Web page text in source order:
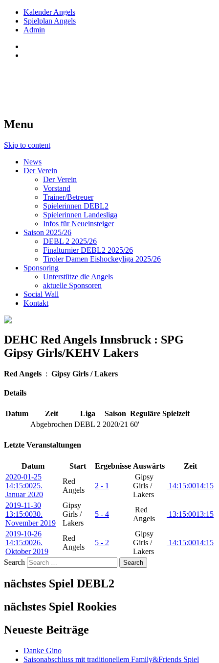
Kalender Angels
Spielplan Angels
Admin
Menu
Skip to content
News
Der Verein
Der Verein
Vorstand
Trainer/Betreuer
Spielerinnen DEBL2
Spielerinnen Landesliga
Infos für Neueinsteiger
Saison 2025/26
DEBL 2 2025/26
Finalturnier DEBL2 2025/26
Tiroler Damen Eishockeyliga 2025/26
Sponsoring
Unterstütze die Angels
aktuelle Sponsoren
Social Wall
Kontakt
DEHC Red Angels Innsbruck : SPG
Gipsy Girls/KEHV Lakers
Red Angels : Gipsy Girls / Lakers
Details
Datum Zeit Liga Saison Reguläre Spielzeit
Abgebrochen DEBL 2 2020/21 60'
Letzte Veranstaltungen
Datum Start Ergebnisse Auswärts
Zeit
2020-01-25
14:15:0025.
Januar 2020
Red
Angels
2 - 1
Gipsy
Girls /
Lakers
14:15:0014:15
2019-11-30
13:15:0030.
November 2019
Gipsy
Girls /
Lakers
5 - 4
Red
Angels
13:15:0013:15
2019-10-26
14:15:0026.
Oktober 2019
Red
Angels
5 - 2
Gipsy
Girls /
Lakers
14:15:0014:15
Search
nächstes Spiel DEBL2
nächstes Spiel Rookies
Neueste Beiträge
Danke Gino
Saisonabschluss mit traditionellem Family&Friends Spiel